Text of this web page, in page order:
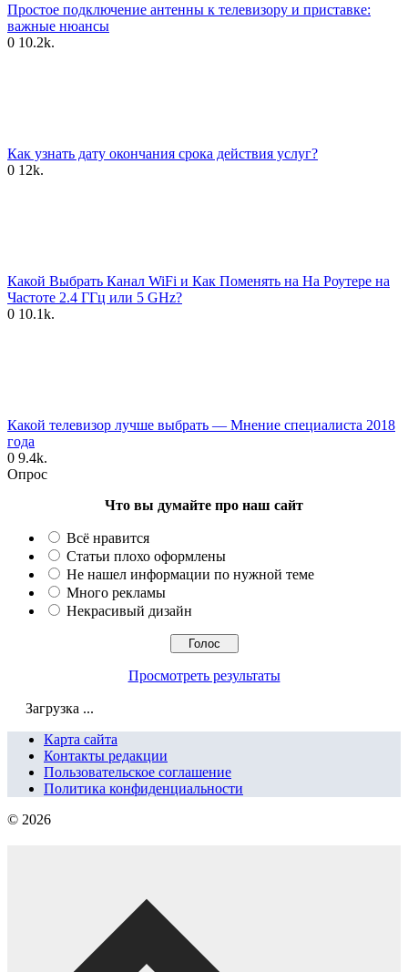
Простое подключение антенны к телевизору и приставке:
важные нюансы
0 10.2k.
Как узнать дату окончания срока действия услуг?
0 12k.
Какой Выбрать Канал WiFi и Как Поменять на На Роутере на
Частоте 2.4 ГГц или 5 GHz?
0 10.1k.
Какой телевизор лучше выбрать — Мнение специалиста 2018
года
0 9.4k.
Опрос
Что вы думайте про наш сайт
Всё нравится
Статьи плохо оформлены
Не нашел информации по нужной теме
Много рекламы
Некрасивый дизайн
Просмотреть результаты
Загрузка ...
Карта сайта
Контакты редакции
Пользовательское соглашение
Политика конфиденциальности
© 2026